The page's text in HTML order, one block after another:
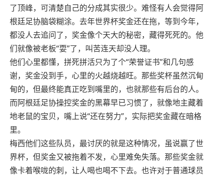
了顶峰，可清楚自己的分成其实很少。难怪有人会觉得阿
根廷足协脑袋糊涂。去年世界杯奖金还在拖，等到今年，
都没人去追问了，奖金像个天大的秘密，藏得死死的。他
们就像被老板“耍”了，叫苦连天却没人理。
他们心里都懂，拼死拼活只为了个“荣誉证书”和几句感
谢，奖金没到手，心里的火越烧越旺。那些奖杯虽然沉甸
甸的，但最终能真正吃到嘴里的，也就那些有后台的人。
而阿根廷足协操控奖金的黑幕早已习惯了，就像地主藏着
地老鼠的宝贝，嘴上说“还在努力”，实际把奖金藏在暗格
里。
梅西他们这些队员，最讨厌的就是这种情况，虽说赢了世
界杯，但奖金又被拖着不发，心里难免失落。那些奖金就
像卡着喉咙的刺，让人喝也喝不下去。也许对于普通球员